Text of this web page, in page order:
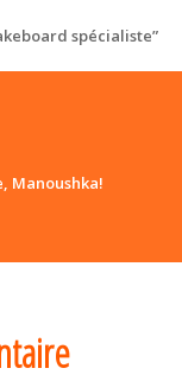
spécialiste”
Manoushka!